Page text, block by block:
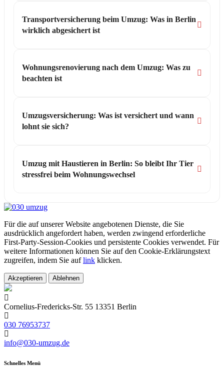
Transportversicherung beim Umzug: Was in Berlin
wirklich abgesichert ist
Wohnungsrenovierung nach dem Umzug: Was zu
beachten ist
Umzugsversicherung: Was ist versichert und wann
lohnt sie sich?
Umzug mit Haustieren in Berlin: So bleibt Ihr Tier
stressfrei beim Wohnungswechsel
Für die auf unserer Website angebotenen Dienste, die Sie
ausdrücklich angefordert haben, werden zwingend erforderliche
First-Party-Session-Cookies und persistente Cookies verwendet. Für
weitere Informationen können Sie auf den Cookie-Erklärungstext
zugreifen, indem Sie auflink klicken.
Akzeptieren Ablehnen
Cornelius-Fredericks-Str. 55 13351 Berlin
030 76953737
info@030-umzug.de
Schnelles Menü